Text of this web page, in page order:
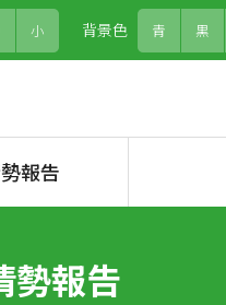
背景色 青 黒
小
報告
勢報告